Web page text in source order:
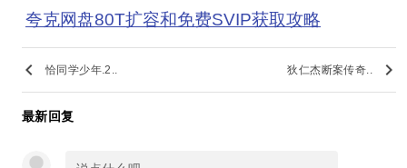
夸克网盘80T扩容和免费SVIP获取攻略
keyboard_arrow_left 恰同学少年.2.. 狄仁杰断案传奇.. keyboard_arrow_right
最新回复